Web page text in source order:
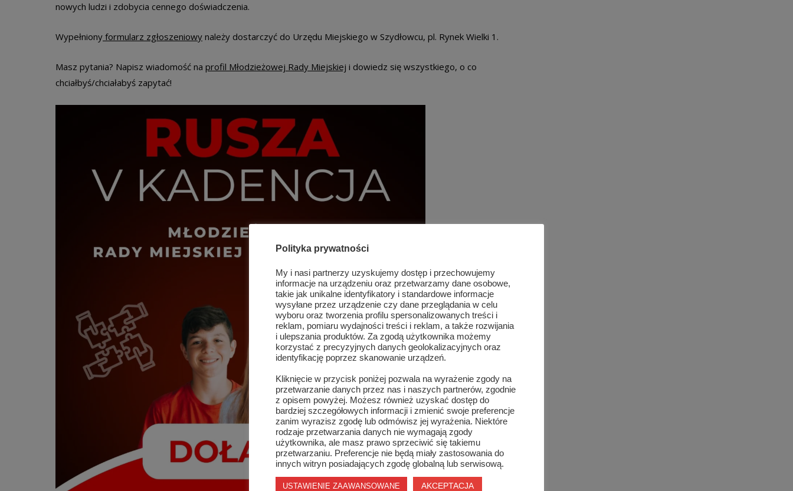
nowych ludzi i zdobycia cennego doświadczenia.
Wypełniony formularz zgłoszeniowy należy dostarczyć do Urzędu Miejskiego w Szydłowcu, pl. Rynek Wielki 1.
Masz pytania? Napisz wiadomość na profil Młodzieżowej Rady Miejskiej i dowiedz się wszystkiego, o co
chciałbyś/chciałabyś zapytać!
Polityka prywatności
My i nasi partnerzy uzyskujemy dostęp i przechowujemy
informacje na urządzeniu oraz przetwarzamy dane osobowe,
takie jak unikalne identyfikatory i standardowe informacje
wysyłane przez urządzenie czy dane przeglądania w celu
wyboru oraz tworzenia profilu spersonalizowanych treści i
reklam, pomiaru wydajności treści i reklam, a także rozwijania
i ulepszania produktów. Za zgodą użytkownika możemy
korzystać z precyzyjnych danych geolokalizacyjnych oraz
identyfikację poprzez skanowanie urządzeń.
Kliknięcie w przycisk poniżej pozwala na wyrażenie zgody na
przetwarzanie danych przez nas i naszych partnerów, zgodnie
z opisem powyżej. Możesz również uzyskać dostęp do
bardziej szczegółowych informacji i zmienić swoje preferencje
zanim wyrazisz zgodę lub odmówisz jej wyrażenia. Niektóre
rodzaje przetwarzania danych nie wymagają zgody
użytkownika, ale masz prawo sprzeciwić się takiemu
przetwarzaniu. Preferencje nie będą miały zastosowania do
innych witryn posiadających zgodę globalną lub serwisową.
USTAWIENIE ZAAWANSOWANE AKCEPTACJA